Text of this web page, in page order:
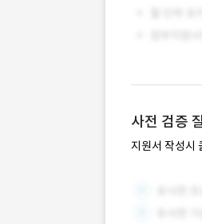
사전 검증
지원서 작성시